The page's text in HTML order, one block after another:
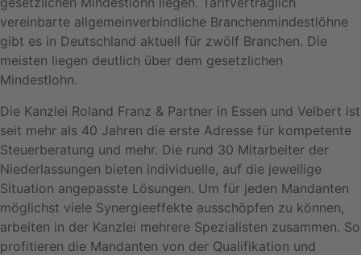
vereinbarte allgemeinverbindliche Branchenmindestlöhne
gibt es in Deutschland aktuell für zwölf Branchen. Die
meisten liegen deutlich über dem gesetzlichen
Mindestlohn.
Die Kanzlei Roland Franz & Partner in Essen und Velbert ist
seit mehr als 40 Jahren die erste Adresse für kompetente
Steuerberatung und mehr. Die rund 30 Mitarbeiter der
Niederlassungen bieten individuelle, auf die jeweilige
Situation angepasste Lösungen. Um für jeden Mandanten
möglichst viele Synergieeffekte ausschöpfen zu können,
arbeiten in der Kanzlei mehrere Spezialisten zusammen. So
profitieren die Mandanten von der Qualifikation und